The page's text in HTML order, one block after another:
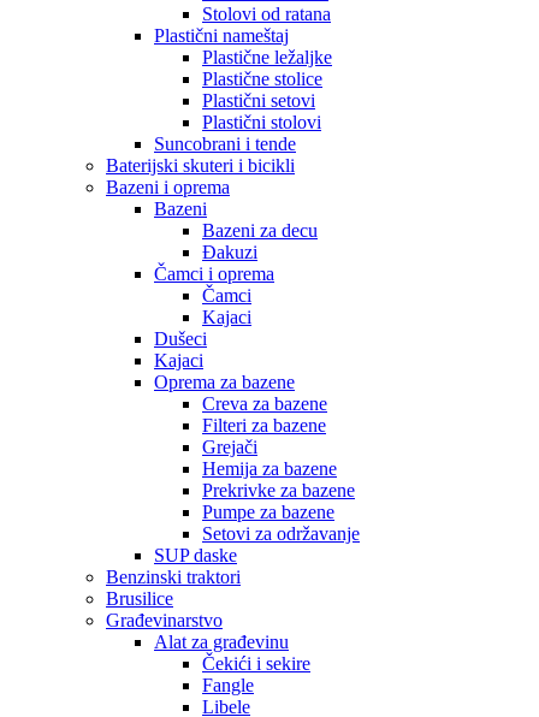
Stolovi od ratana
Plastični nameštaj
Plastične ležaljke
Plastične stolice
Plastični setovi
Plastični stolovi
Suncobrani i tende
Baterijski skuteri i bicikli
Bazeni i oprema
Bazeni
Bazeni za decu
Đakuzi
Čamci i oprema
Čamci
Kajaci
Dušeci
Kajaci
Oprema za bazene
Creva za bazene
Filteri za bazene
Grejači
Hemija za bazene
Prekrivke za bazene
Pumpe za bazene
Setovi za održavanje
SUP daske
Benzinski traktori
Brusilice
Građevinarstvo
Alat za građevinu
Čekići i sekire
Fangle
Libele